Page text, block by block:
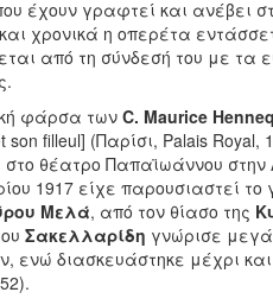
έχουν γραφτεί και ανέβει
χρονικά η οπερέτα
από τη σύνδεσή του με τα
φάρσα τωνC. Maurice
son filleul] (Παρίσι, Palais
στο θέατρο Παπαϊωάννου
1917 είχε παρουσιαστεί
Μελά, από τον θίασο της
Σακελλαρίδη γνώρισε
διασκευάστηκε μέχρι